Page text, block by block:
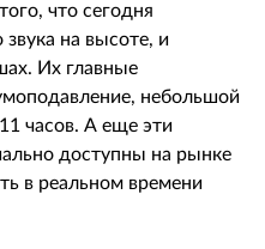
что сегодня
звука на высоте, и
Их главные
небольшой
часов. А еще эти
доступны на рынке
в реальном времени